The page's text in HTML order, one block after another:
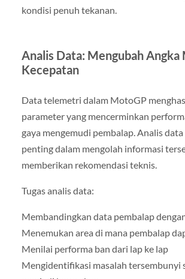
kondisi penuh tekanan.
Analis Data: Mengubah Angka
Kecepatan
Data telemetri dalam MotoGP
parameter yang mencerminkan
gaya mengemudi pembalap. Analis
penting dalam mengolah informasi
memberikan rekomendasi teknis.
Tugas analis data:
Membandingkan data pembalap
Menemukan area di mana pembalap
Menilai performa ban dari lap ke lap
Mengidentifikasi masalah tersembunyi